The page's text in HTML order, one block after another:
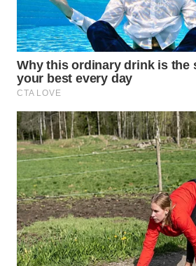
WN
KALTARA
WN
KALSEL
WN
KALTIM
WN
SULSEL
WN
GORONTALO